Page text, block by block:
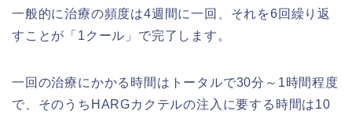
一般的に治療の頻度は4週間に一回、それを6回繰り返
すことが「1クール」で完了します。
一回の治療にかかる時間はトータルで30分～1時間程度
で、そのうちHARGカクテルの注入に要する時間は10